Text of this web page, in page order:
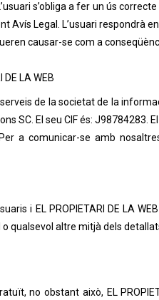
s’obliga a fer un ús
Avís Legal. L’usuari respondrà
causar-se com a
DE LA WEB
de la societat de la
SC. El seu CIF és: J98784283.
a comunicar-se amb
i EL PROPIETARI DE LA
qualsevol altre mitjà dels
no obstant això, EL